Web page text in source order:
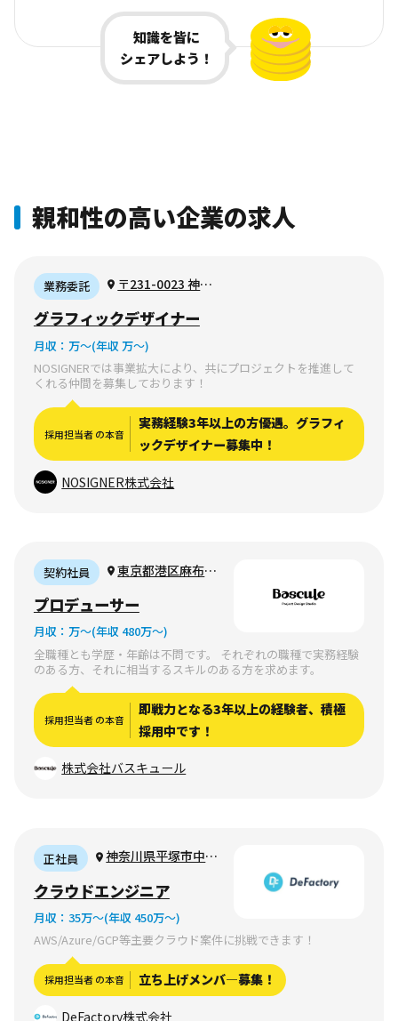
知識を皆に
シェアしよう！
親和性の高い企業の求人
業務委託
〒231-0023 神奈
町78−8 イースト・
ゲート・ビル7階
グラフィックデザイナー
月収： 万〜(年収 万〜)
NOSIGNERでは事業拡大により、共にプロジェクトを推進して
くれる仲間を募集しております！
採用担当者 の本音
実務経験3年以上の方優遇。グラフィ
ックデザイナー募集中！
NOSIGNER株式会社
契約社員
東京都港区麻布台
6F
プロデューサー
月収： 万〜(年収 480万〜)
全職種とも学歴・年齢は不問です。 それぞれの職種で実務経験
のある方、それに相当するスキルのある方を求めます。
採用担当者 の本音
即戦力となる3年以上の経験者、積極
採用中です！
株式会社バスキュール
正社員
神奈川県平塚市中原
可）
クラウドエンジニア
月収： 35万〜(年収 450万〜)
AWS/Azure/GCP等主要クラウド案件に挑戦できます！
採用担当者 の本音 立ち上げメンバ―募集！
DeFactory株式会社